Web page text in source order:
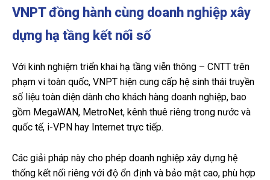
VNPT đồng hành cùng doanh nghiệp xây
dựng hạ tầng kết nối số
Với kinh nghiệm triển khai hạ tầng viễn thông – CNTT trên
phạm vi toàn quốc, VNPT hiện cung cấp hệ sinh thái truyền
số liệu toàn diện dành cho khách hàng doanh nghiệp, bao
gồm MegaWAN, MetroNet, kênh thuê riêng trong nước và
quốc tế, i-VPN hay Internet trực tiếp.
Các giải pháp này cho phép doanh nghiệp xây dựng hệ
thống kết nối riêng với độ ổn định và bảo mật cao, phù hợp